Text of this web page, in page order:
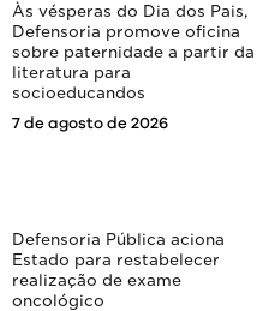
Às vésperas do Dia dos Pais,
Defensoria promove oficina
sobre paternidade a partir da
literatura para
socioeducandos
7 de agosto de 2026
Defensoria Pública aciona
Estado para restabelecer
realização de exame
oncológico